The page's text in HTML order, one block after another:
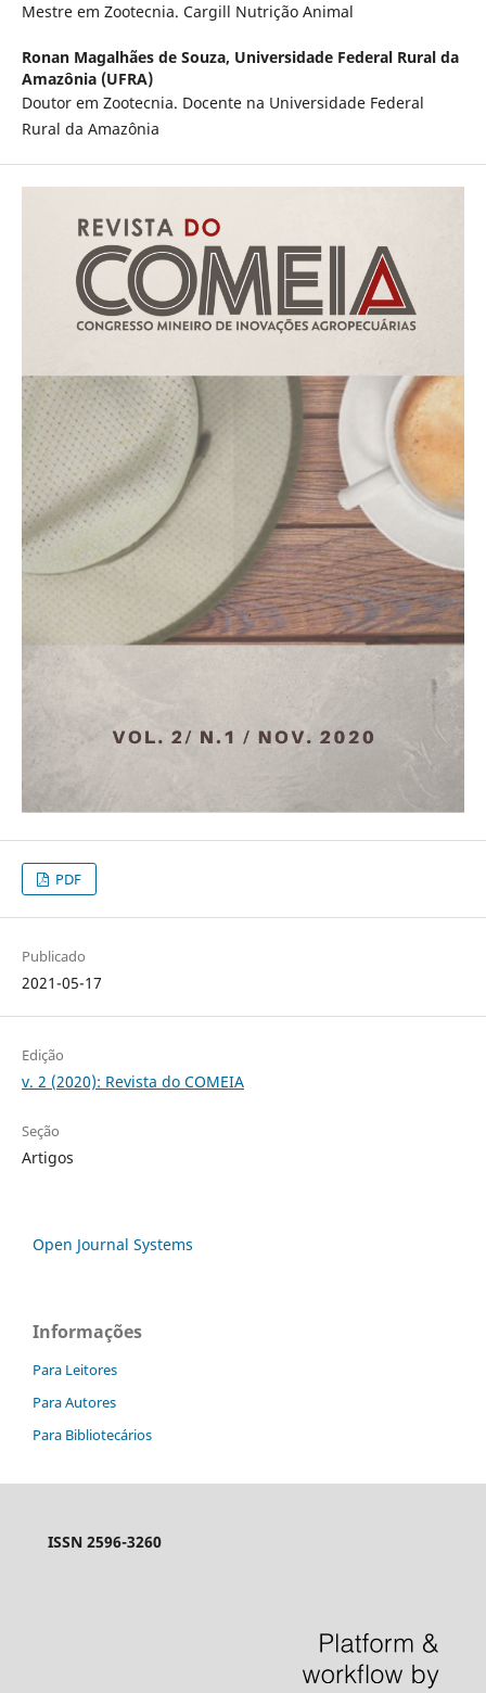
Mestre em Zootecnia. Cargill Nutrição Animal
Ronan Magalhães de Souza, Universidade Federal Rural da
Amazônia (UFRA)
Doutor em Zootecnia. Docente na Universidade Federal
Rural da Amazônia
PDF
Publicado
2021-05-17
Edição
v. 2 (2020): Revista do COMEIA
Seção
Artigos
Open Journal Systems
Informações
Para Leitores
Para Autores
Para Bibliotecários
ISSN 2596-3260